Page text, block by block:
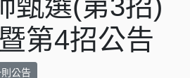
甄選(第3招)
第4招公告
公告